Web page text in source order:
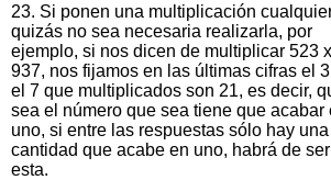
23. Si ponen una multiplicación
quizás no sea necesaria realizarla, por
ejemplo, si nos dicen de multiplicar 523 x
937, nos fijamos en las últimas cifras el
el 7 que multiplicados son 21, es decir,
sea el número que sea tiene que acabar
uno, si entre las respuestas sólo hay una
cantidad que acabe en uno, habrá de ser
esta.